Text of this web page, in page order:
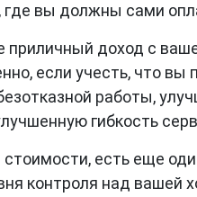
вы должны сами
приличный доход с
если учесть, что
работы,
гибкость
есть еще
контроля над вашей